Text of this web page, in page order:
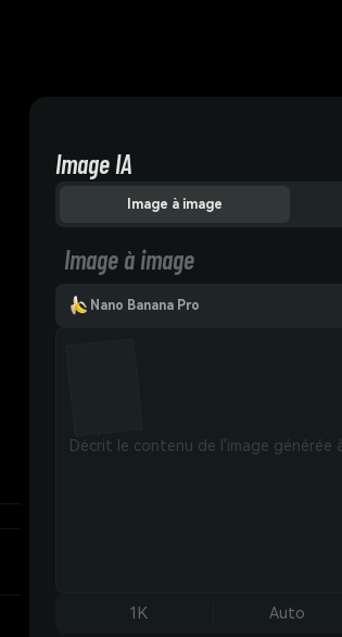
Image IA
Image à image
Image à image
Nano Banana Pro
1K Auto